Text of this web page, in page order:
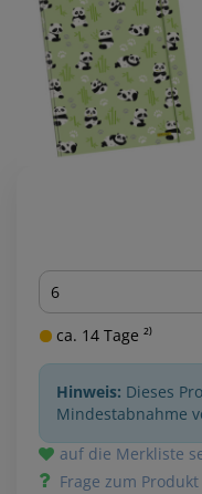
Menge
ca. 14 Tage ²⁾
Hinweis: Dieses
Mindestabnahme
auf die Merkliste
Frage zum Produkt